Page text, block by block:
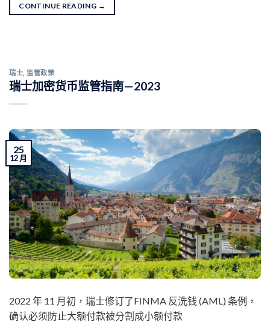
CONTINUE READING →
瑞士 监管政策
瑞士加密货币监管指南—2023
25
12 月
2022 年 11 月初，瑞士修订了FINMA 反洗钱 (AML) 条例，
确认必须防止大额付款被分割成小额付款